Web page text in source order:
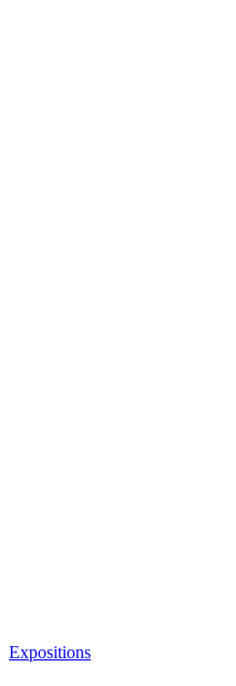
Expositions